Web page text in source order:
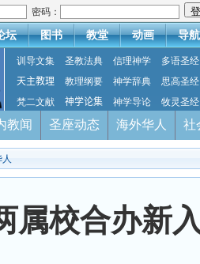
密码：
坛 图书 教堂 动画 导航
训导文集 圣教法典 信理神学
多语圣经
天主教理
教理纲要 神学辞典
思高圣经
梵二文献
神学论集 神学导论 牧灵圣经
教闻 圣座动态 海外华人 社
属校合办新